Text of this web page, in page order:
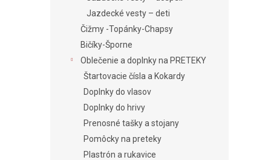
Jazdecké vesty – deti
Čižmy -Topánky-Chapsy
Bičíky-Šporne
Oblečenie a doplnky na PRETEKY
Štartovacie čísla a Kokardy
Doplnky do vlasov
Doplnky do hrivy
Prenosné tašky a stojany
Pomôcky na preteky
Plastrón a rukavice